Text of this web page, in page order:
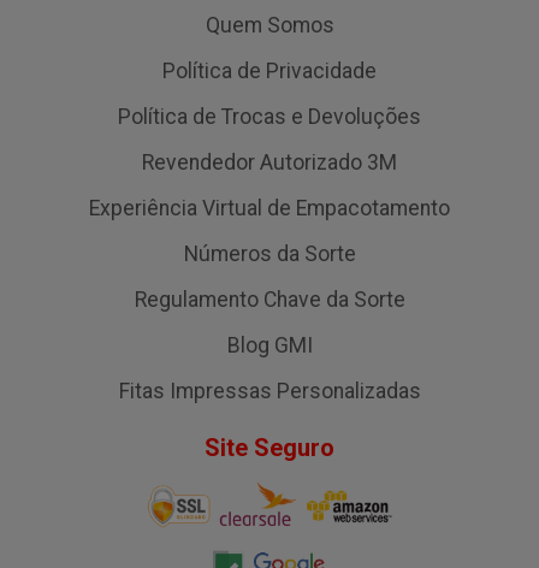
Quem Somos
Política de Privacidade
Política de Trocas e Devoluções
Revendedor Autorizado 3M
Experiência Virtual de Empacotamento
Números da Sorte
Regulamento Chave da Sorte
Blog GMI
Fitas Impressas Personalizadas
Site Seguro